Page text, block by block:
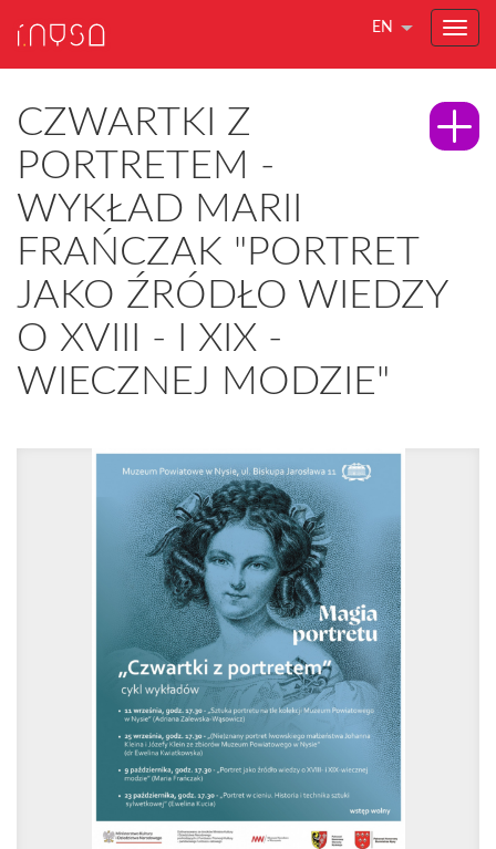
EN
CZWARTKI Z
PORTRETEM -
WYKŁAD MARII
FRAŃCZAK "PORTRET
JAKO ŹRÓDŁO WIEDZY
O XVIII - I XIX -
WIECZNEJ MODZIE"